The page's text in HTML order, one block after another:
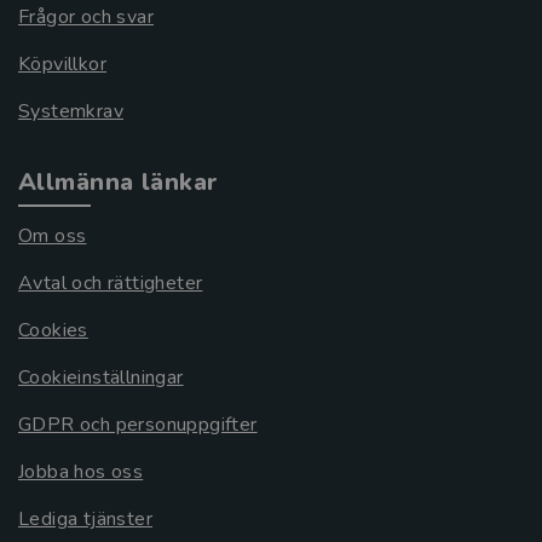
Frågor och svar
Köpvillkor
Systemkrav
Allmänna länkar
Om oss
Avtal och rättigheter
Cookies
Cookieinställningar
GDPR och personuppgifter
Jobba hos oss
Lediga tjänster